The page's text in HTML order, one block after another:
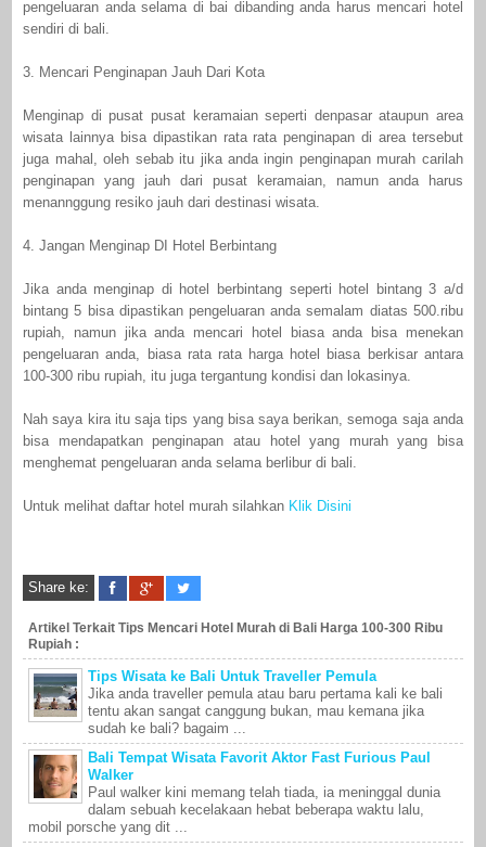
pengeluaran anda selama di bai dibanding anda harus mencari hotel
sendiri di bali.
3. Mencari Penginapan Jauh Dari Kota
Menginap di pusat pusat keramaian seperti denpasar ataupun area
wisata lainnya bisa dipastikan rata rata penginapan di area tersebut
juga mahal, oleh sebab itu jika anda ingin penginapan murah carilah
penginapan yang jauh dari pusat keramaian, namun anda harus
menannggung resiko jauh dari destinasi wisata.
4. Jangan Menginap DI Hotel Berbintang
Jika anda menginap di hotel berbintang seperti hotel bintang 3 a/d
bintang 5 bisa dipastikan pengeluaran anda semalam diatas 500.ribu
rupiah, namun jika anda mencari hotel biasa anda bisa menekan
pengeluaran anda, biasa rata rata harga hotel biasa berkisar antara
100-300 ribu rupiah, itu juga tergantung kondisi dan lokasinya.
Nah saya kira itu saja tips yang bisa saya berikan, semoga saja anda
bisa mendapatkan penginapan atau hotel yang murah yang bisa
menghemat pengeluaran anda selama berlibur di bali.
Untuk melihat daftar hotel murah silahkan Klik Disini
Share ke:
Artikel Terkait Tips Mencari Hotel Murah di Bali Harga 100-300 Ribu
Rupiah :
Tips Wisata ke Bali Untuk Traveller Pemula
Jika anda traveller pemula atau baru pertama kali ke bali
tentu akan sangat canggung bukan, mau kemana jika
sudah ke bali? bagaim ...
Bali Tempat Wisata Favorit Aktor Fast Furious Paul
Walker
Paul walker kini memang telah tiada, ia meninggal dunia
dalam sebuah kecelakaan hebat beberapa waktu lalu,
mobil porsche yang dit ...